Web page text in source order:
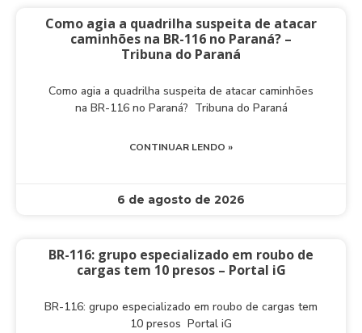
Como agia a quadrilha suspeita de atacar
caminhões na BR-116 no Paraná? –
Tribuna do Paraná
Como agia a quadrilha suspeita de atacar caminhões
na BR-116 no Paraná? Tribuna do Paraná
CONTINUAR LENDO »
6 de agosto de 2026
BR-116: grupo especializado em roubo de
cargas tem 10 presos – Portal iG
BR-116: grupo especializado em roubo de cargas tem
10 presos Portal iG